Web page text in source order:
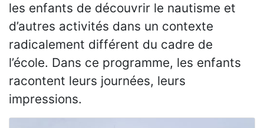
les enfants de découvrir le nautisme et
d’autres activités dans un contexte
radicalement différent du cadre de
l’école. Dans ce programme, les enfants
racontent leurs journées, leurs
impressions.